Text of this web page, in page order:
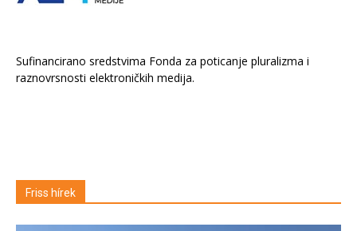
Sufinancirano sredstvima Fonda za poticanje pluralizma i
raznovrsnosti elektroničkih medija.
Friss hírek